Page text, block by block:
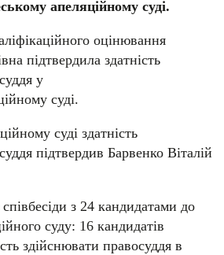
апеляційному суді.
оцінювання
підтвердила здатність
у
суді.
суді здатність
підтвердив Барвенко Віталій
з 24 кандидатами до
суду: 16 кандидатів
здійснювати правосуддя в